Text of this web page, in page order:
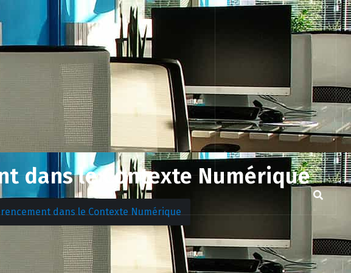
dans le Contexte Numérique
dans le Contexte Numérique